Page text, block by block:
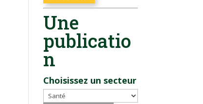
Une
publicatio
n
Choisissez un secteur